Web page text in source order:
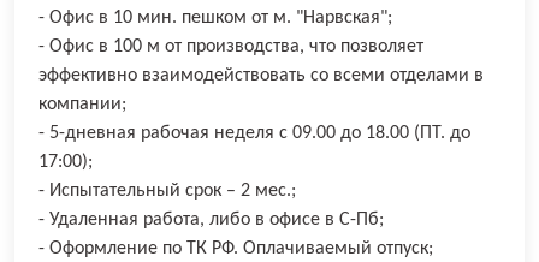
- Офис в 10 мин. пешком от м. "Нарвская";
- Офис в 100 м от производства, что позволяет
эффективно взаимодействовать со всеми отделами в
компании;
- 5-дневная рабочая неделя с 09.00 до 18.00 (ПТ. до
17:00);
- Испытательный срок – 2 мес.;
- Удаленная работа, либо в офисе в С-Пб;
- Оформление по ТК РФ. Оплачиваемый отпуск;